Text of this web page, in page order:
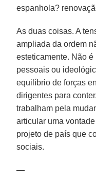
espanhola?
As duas coisas. A
ampliada da ordem
esteticamente. Não
pessoais ou
equilíbrio de forças
dirigentes para
trabalham pela
articular uma
projeto de país que
sociais.
—